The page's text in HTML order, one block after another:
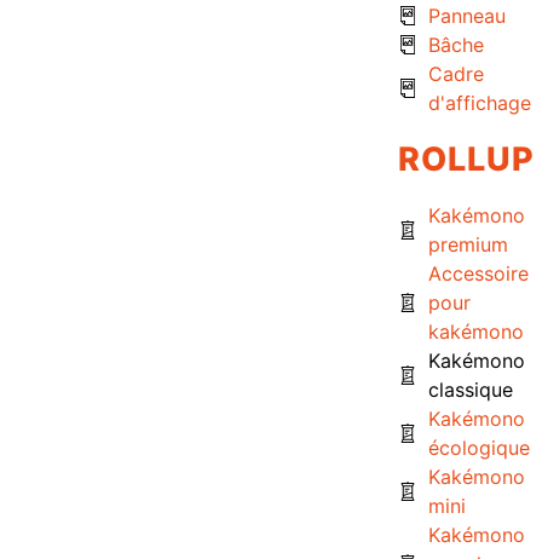
Panneau
Bâche
Cadre
d'affichage
ROLLUP
Kakémono
premium
Accessoire
pour
kakémono
Kakémono
classique
Kakémono
écologique
Kakémono
mini
Kakémono